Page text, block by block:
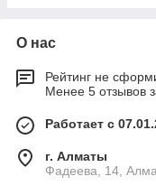
О нас
Рейтинг не
Менее 5 отзывов
Работает с
г. Алматы
Фадеева, 14,